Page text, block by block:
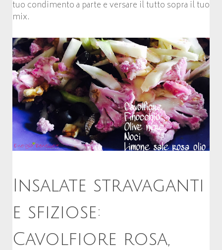
tuo condimento a parte e versare il tutto sopra il tuo
mix.
Insalate stravaganti
e sfiziose:
Cavolfiore rosa,